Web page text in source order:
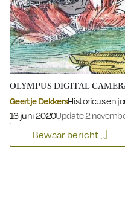
OLYMPUS DIGITAL
Geertje DekkersHistoricus en
Gepubliceerd op:
16 juni 2020Update 2
Bewaar bericht